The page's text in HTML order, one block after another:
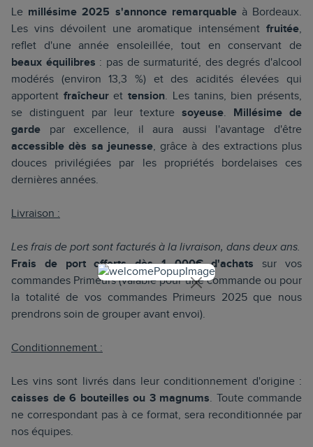
Le millésime 2025 s'annonce remarquableà Bordeaux.
Les vins dévoilent une aromatique intensément fruitée,
reflet d'une année ensoleillée, tout en conservant de
beaux équilibres : pas de surmaturité, des degrés d'alcool
modérés (environ 13,3 %) et des acidités élevées qui
apportent fraîcheurettension. Les tanins, bien présents,
se distinguent par leur texture soyeuse. Millésime de
garde par excellence, il aura aussi l'avantage d'être
accessible dès sa jeunesse, grâce à des extractions plus
douces privilégiées par les propriétés bordelaises ces
dernières années.
Livraison :
Les frais de port sont facturés à la livraison, dans deux ans.
Frais de port offerts dès 1 000€ d'achats sur vos
commandes Primeurs (valable pour une commande ou pour
la totalité de vos commandes Primeurs 2025 que nous
prendrons soin de grouper avant envoi).
Conditionnement :
Les vins sont livrés dans leur conditionnement d'origine :
caisses de 6 bouteilles ou 3 magnums. Toute commande
ne correspondant pas à ce format, sera reconditionnée par
nos équipes.